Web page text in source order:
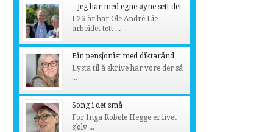
– Jeg har med egne øyne sett det
I 26 år har Ole André Lie
arbeidet tett ...
Ein pensjonist med diktarånd
Lysta til å skrive har vore der så
...
Song i det små
For Inga Robøle Hegge er livet
sjølv ...